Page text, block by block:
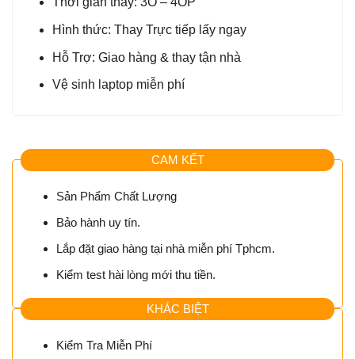
Hình thức: Thay Trực tiếp lấy ngay
Hỗ Trợ: Giao hàng & thay tận nhà
Vệ sinh laptop miễn phí
CAM KẾT
Sản Phẩm Chất Lượng
Bảo hành uy tín.
Lắp đặt giao hàng tại nhà miễn phí Tphcm.
Kiểm test hài lòng mới thu tiền.
KHÁC BIỆT
Kiểm Tra Miễn Phí